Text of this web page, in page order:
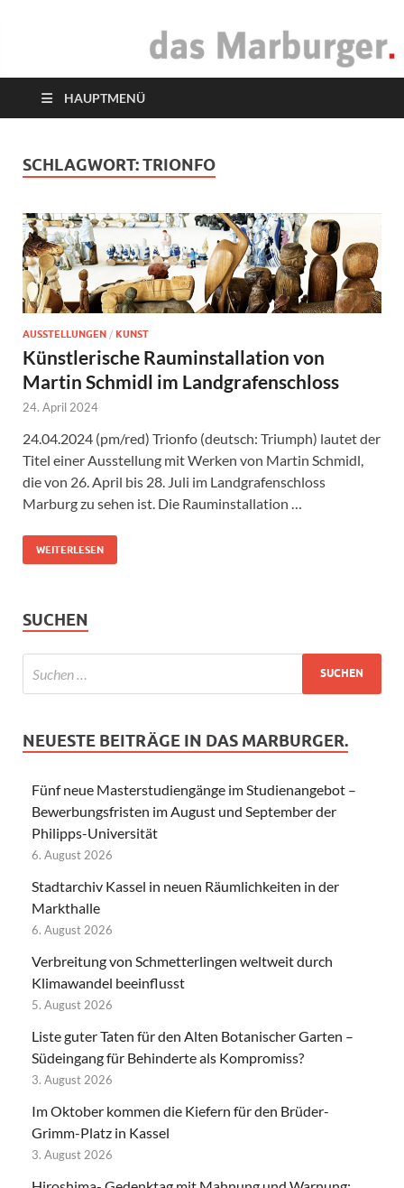
das Marburger.
HAUPTMENÜ
SCHLAGWORT:TRIONFO
AUSSTELLUNGEN / KUNST
Künstlerische Rauminstallation von
Martin Schmidl im Landgrafenschloss
24. April 2024
24.04.2024 (pm/red) Trionfo (deutsch: Triumph) lautet der
Titel einer Ausstellung mit Werken von Martin Schmidl,
die von 26. April bis 28. Juli im Landgrafenschloss
Marburg zu sehen ist. Die Rauminstallation …
WEITERLESEN
SUCHEN
NEUESTE BEITRÄGE IN DAS MARBURGER.
Fünf neue Masterstudiengänge im Studienangebot –
Bewerbungsfristen im August und September der
Philipps-Universität
6. August 2026
Stadtarchiv Kassel in neuen Räumlichkeiten in der
Markthalle
6. August 2026
Verbreitung von Schmetterlingen weltweit durch
Klimawandel beeinflusst
5. August 2026
Liste guter Taten für den Alten Botanischer Garten –
Südeingang für Behinderte als Kompromiss?
3. August 2026
Im Oktober kommen die Kiefern für den Brüder-
Grimm-Platz in Kassel
3. August 2026